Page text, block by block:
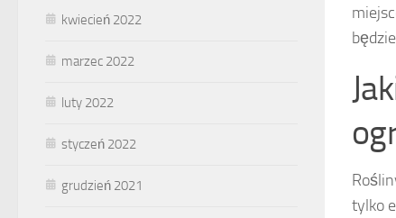
tylko
kwiecień 2022
marzec 2022
luty 2022
styczeń 2022
grudzień 2021